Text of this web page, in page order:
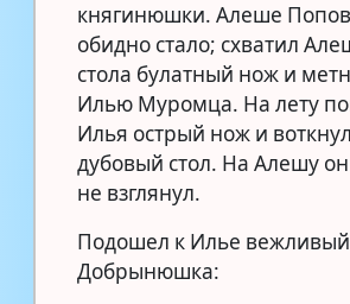
княгинюшки. Алеше
обидно стало; схватил
стола булатный нож и
Илью Муромца. На лету
Илья острый нож и
дубовый стол. На Алешу он
не взглянул.
Подошел к Илье вежливый
Добрынюшка: